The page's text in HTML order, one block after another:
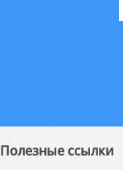
Полезные ссылки